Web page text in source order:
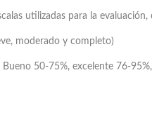
utilizadas para la
moderado y completo)
50-75%, excelente 76-